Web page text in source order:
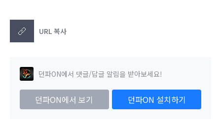
URL 복사
던파ON에서 댓글/답글 알림을 받아보세요!
던파ON에서 보기 던파ON 설치하기